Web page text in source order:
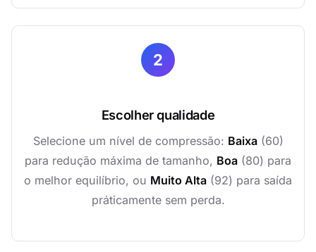
2
Escolher qualidade
Selecione um nível de compressão: Baixa(60)
para redução máxima de tamanho, Boa (80) para
o melhor equilíbrio, ou Muito Alta (92) para saída
práticamente sem perda.